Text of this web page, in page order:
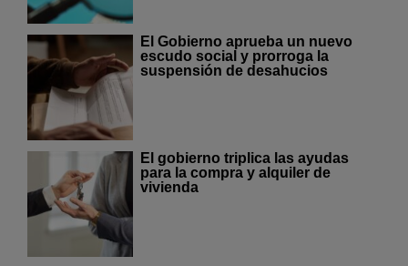
El Gobierno aprueba un nuevo
escudo social y prorroga la
suspensión de desahucios
El gobierno triplica las ayudas
para la compra y alquiler de
vivienda